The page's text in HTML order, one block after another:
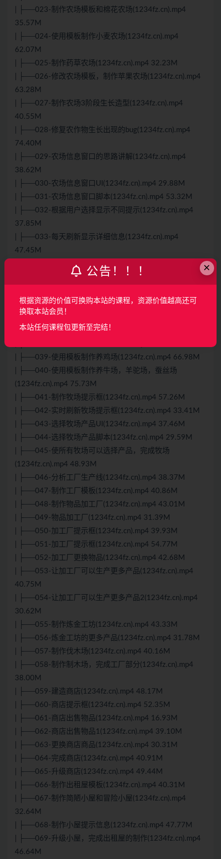
| ├──023-制作农场模板和棉花农场(1234fz.cn).mp4
35.57M
| ├──024-使用模板制作小麦农场(1234fz.cn).mp4
62.07M
| ├──025-制作药草农场(1234fz.cn).mp4 32.23M
| ├──026-修改农场模板，制作苹果农场(1234fz.cn).mp4
63.28M
| ├──027-制作农场3阶段生长造型(1234fz.cn).mp4
40.55M
| ├──028-修复农作物生长出现的bug(1234fz.cn).mp4
74.40M
| ├──029-农场信息窗口的思路讲解(1234fz.cn).mp4
38.62M
| ├──030-农场信息窗口UI(1234fz.cn).mp4 29.88M
| ├──031-农场信息窗口脚本(1234fz.cn).mp4 53.32M
| ├──032-根据用户选择显示不同提示(1234fz.cn).mp4
37.85M
| ├──033-每天刷新显示详细信息(1234fz.cn).mp4
47.45M
| ├──034-命名规范和单例管理器(1234fz.cn).mp4
| ├──036-使用按钮模板制作牧场按钮(1234fz.cn).mp4
43.06M
| ├──037-制作牧场UI(1234fz.cn).mp4 56.65M
| ├──039-使用模板制作养鸡场(1234fz.cn).mp4 66.98M
| ├──040-使用模板制作养牛场，羊驼场，蚕丝场
(1234fz.cn).mp4 75.73M
| ├──041-制作牧场提示框(1234fz.cn).mp4 57.26M
| ├──042-实时刷新牧场提示框(1234fz.cn).mp4 33.41M
| ├──043-选择牧场产品UI(1234fz.cn).mp4 37.46M
| ├──044-选择牧场产品脚本(1234fz.cn).mp4 29.59M
| ├──045-使所有牧场可以选择产品，完成牧场
(1234fz.cn).mp4 48.93M
| ├──046-分析工厂生产线(1234fz.cn).mp4 38.37M
| ├──047-制作工厂模板(1234fz.cn).mp4 40.86M
| ├──048-制作物品加工厂(1234fz.cn).mp4 43.01M
| ├──049-物品加工厂(1234fz.cn).mp4 31.39M
| ├──050-加工厂提示框(1234fz.cn).mp4 39.93M
| ├──051-加工厂提示框(1234fz.cn).mp4 54.77M
| ├──052-加工厂更换物品(1234fz.cn).mp4 42.68M
| ├──053-让加工厂可以生产更多产品(1234fz.cn).mp4
40.75M
| ├──054-让加工厂可以生产更多产品2(1234fz.cn).mp4
30.62M
| ├──055-制作炼金工坊(1234fz.cn).mp4 43.33M
| ├──056-炼金工坊的更多产品(1234fz.cn).mp4 31.78M
| ├──057-制作伐木场(1234fz.cn).mp4 40.16M
| ├──058-制作制木场，完成工厂部分(1234fz.cn).mp4
38.00M
| ├──059-建造商店(1234fz.cn).mp4 48.17M
| ├──060-商店提示框(1234fz.cn).mp4 52.35M
| ├──061-商店出售物品(1234fz.cn).mp4 16.93M
| ├──062-商店出售物品1(1234fz.cn).mp4 39.10M
| ├──063-更换商店商品(1234fz.cn).mp4 30.31M
| ├──064-完成商店(1234fz.cn).mp4 40.91M
| ├──065-升级商店(1234fz.cn).mp4 49.44M
| ├──066-制作出租屋模板(1234fz.cn).mp4 40.31M
| ├──067-制作简陋小屋和冒险小屋(1234fz.cn).mp4
32.64M
| ├──068-制作小屋提示信息(1234fz.cn).mp4 47.77M
| ├──069-升级小屋，完成出租屋的制作(1234fz.cn).mp4
46.64M
×
公告！！！
根据资源的价值可换购本站的课程，资源价值越高还可
换取本站会员！
本站任何课程包更新至完结！